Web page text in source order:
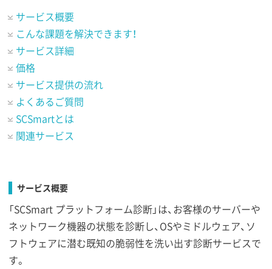
サービス概要
こんな課題を解決できます！
サービス詳細
価格
サービス提供の流れ
よくあるご質問
SCSmartとは
関連サービス
サービス概要
「SCSmart プラットフォーム診断」は、お客様のサーバーや
ネットワーク機器の状態を診断し、OSやミドルウェア、ソ
フトウェアに潜む既知の脆弱性を洗い出す診断サービスで
す。